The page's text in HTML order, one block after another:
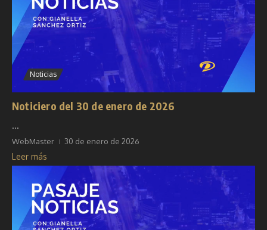
Noticias
Noticiero del 30 de enero de 2026
...
WebMaster 30 de enero de 2026
Leer más